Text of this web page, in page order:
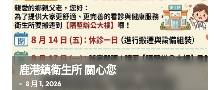
鹿港鎮衛生所 關心您
8 月 1, 2026